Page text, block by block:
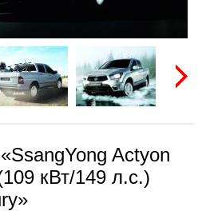
Actyon
кВт/149 л.с.)